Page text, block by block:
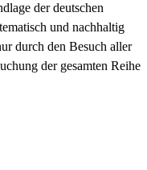
der deutschen
und nachhaltig
durch den Besuch aller
der gesamten Reihe